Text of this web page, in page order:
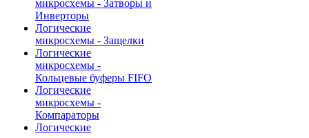
микросхемы - Затворы и
Инверторы
Логические
микросхемы - Защелки
Логические
микросхемы -
Кольцевые буферы FIFO
Логические
микросхемы -
Компараторы
Логические